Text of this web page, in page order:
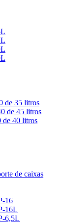
de 35 litros
de 45 litros
de 40 litros
de caixas
16
16L
6,5L